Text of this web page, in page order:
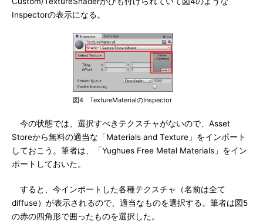
Inspectorの表示になる。
図4 TextureMaterialのInspector
今の状態では、選択すべきテクスチャがないので、Asset
Storeから無料の適当な「Materials and Texture」をインポート
しておこう。筆者は、「Yughues Free Metal Materials」をイン
ポートしておいた。
すると、今インポートした各種テクスチャ（名前は全て
diffuse）が表示されるので、適当なものを選択する。筆者は図5
の赤の四角形で囲ったものを選択した。